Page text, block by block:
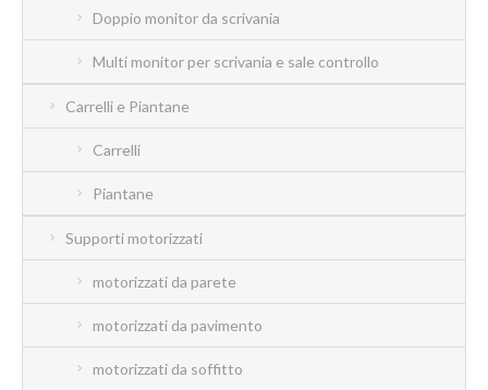
Doppio monitor da scrivania
Multi monitor per scrivania e sale controllo
Carrelli e Piantane
Carrelli
Piantane
Supporti motorizzati
motorizzati da parete
motorizzati da pavimento
motorizzati da soffitto